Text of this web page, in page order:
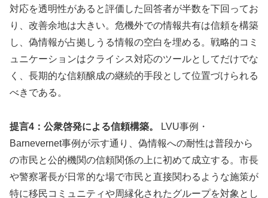
対応を透明性があると評価した回答者が半数を下回ってお
り、改善余地は大きい。危機外での情報共有は信頼を構築
し、偽情報が占拠しうる情報の空白を埋める。戦略的コミ
ュニケーションはクライシス対応のツールとしてだけでな
く、長期的な信頼醸成の継続的手段として位置づけられる
べきである。
提言4：公衆啓発による信頼構築。
LVU事例・
Barnevernet事例が示す通り、偽情報への耐性は普段から
の市民と公的機関の信頼関係の上に初めて成立する。市長
や警察署長が日常的な場で市民と直接関わるような施策が
特に移民コミュニティや周縁化されたグループを対象とし